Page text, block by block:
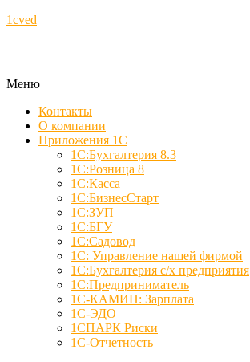
1cved
Меню
Контакты
О компании
Приложения 1С
1С:Бухгалтерия 8.3
1С:Розница 8
1С:Касса
1С:БизнесСтарт
1С:ЗУП
1С:БГУ
1С:Садовод
1С: Управление нашей фирмой
1С:Бухгалтерия с/х предприятия
1С:Предприниматель
1С-КАМИН: Зарплата
1С-ЭДО
1СПАРК Риски
1С-Отчетность